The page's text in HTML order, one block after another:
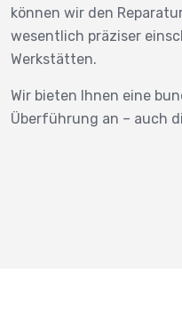
können wir den
wesentlich präziser
Werkstätten.
Wir bieten Ihnen eine
Überführung an – auch